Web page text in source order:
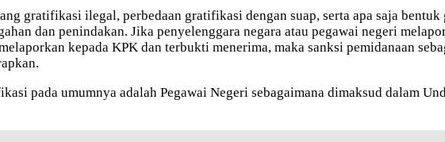
gratifikasi ilegal, perbedaan gratifikasi dengan suap, serta apa saja
dan penindakan. Jika penyelenggara negara atau pegawai negeri
kepada KPK dan terbukti menerima, maka sanksi pemidanaan
pada umumnya adalah Pegawai Negeri sebagaimana dimaksud dalam